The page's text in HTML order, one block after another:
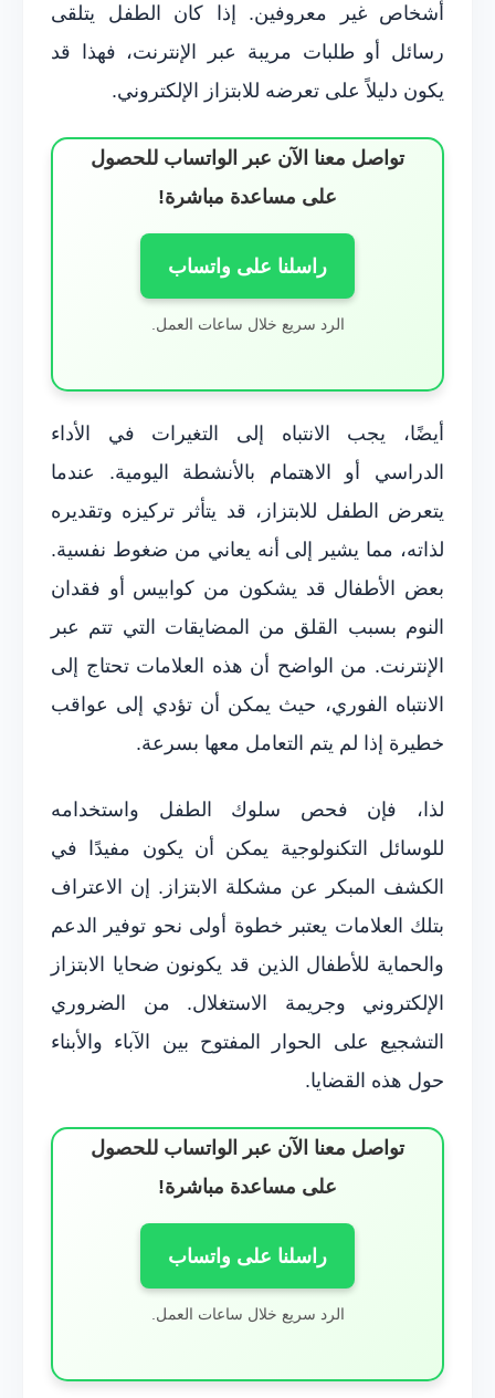
أشخاص غير معروفين. إذا كان الطفل يتلقى
رسائل أو طلبات مريبة عبر الإنترنت، فهذا قد
يكون دليلاً على تعرضه للابتزاز الإلكتروني.
تواصل معنا الآن عبر الواتساب للحصول
على مساعدة مباشرة!
راسلنا على واتساب
الرد سريع خلال ساعات العمل.
أيضًا، يجب الانتباه إلى التغيرات في الأداء
الدراسي أو الاهتمام بالأنشطة اليومية. عندما
يتعرض الطفل للابتزاز، قد يتأثر تركيزه وتقديره
لذاته، مما يشير إلى أنه يعاني من ضغوط نفسية.
بعض الأطفال قد يشكون من كوابيس أو فقدان
النوم بسبب القلق من المضايقات التي تتم عبر
الإنترنت. من الواضح أن هذه العلامات تحتاج إلى
الانتباه الفوري، حيث يمكن أن تؤدي إلى عواقب
خطيرة إذا لم يتم التعامل معها بسرعة.
لذا، فإن فحص سلوك الطفل واستخدامه
للوسائل التكنولوجية يمكن أن يكون مفيدًا في
الكشف المبكر عن مشكلة الابتزاز. إن الاعتراف
بتلك العلامات يعتبر خطوة أولى نحو توفير الدعم
والحماية للأطفال الذين قد يكونون ضحايا الابتزاز
الإلكتروني وجريمة الاستغلال. من الضروري
التشجيع على الحوار المفتوح بين الآباء والأبناء
حول هذه القضايا.
تواصل معنا الآن عبر الواتساب للحصول
على مساعدة مباشرة!
راسلنا على واتساب
الرد سريع خلال ساعات العمل.